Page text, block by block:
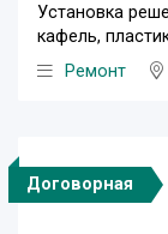
Установка
кафель,
Ремонт
Договорная